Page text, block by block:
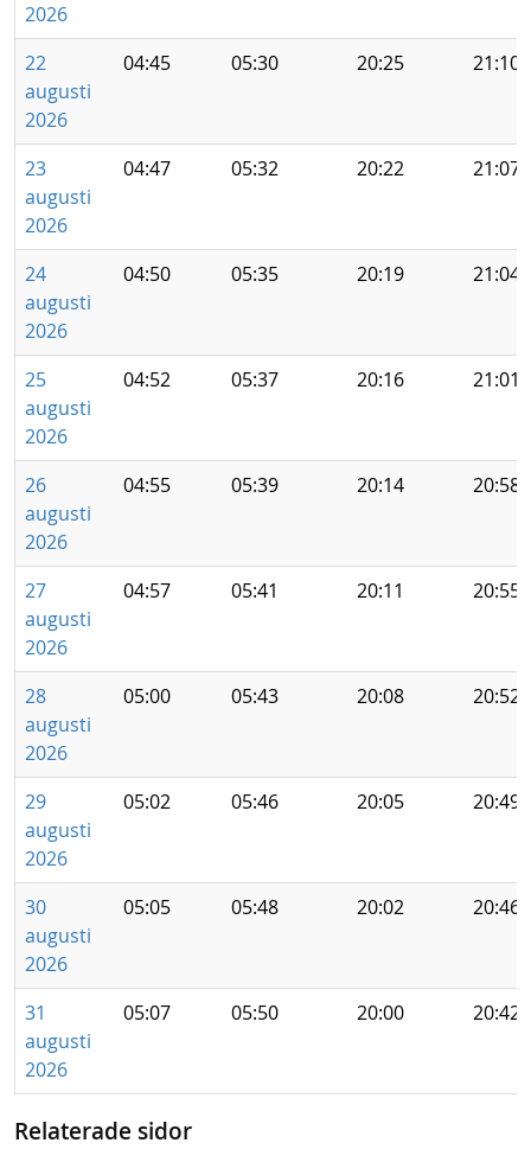
2026
22
augusti
2026
04:45 05:30 20:25 21:10
23
augusti
2026
04:47 05:32 20:22 21:07
24
augusti
2026
04:50 05:35 20:19 21:04
25
augusti
2026
04:52 05:37 20:16 21:01
26
augusti
2026
04:55 05:39 20:14 20:58
27
augusti
2026
04:57 05:41 20:11 20:55
28
augusti
2026
05:00 05:43 20:08 20:52
29
augusti
2026
05:02 05:46 20:05 20:49
30
augusti
2026
05:05 05:48 20:02 20:46
31
augusti
2026
05:07 05:50 20:00 20:42
Relaterade sidor